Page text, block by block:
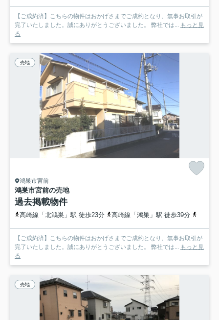
【ご成約済】こちらの物件はおかげさまでご成約となり、無事お取引が
完了いたしました。誠にありがとうございました。 弊社では... もっと見
る
売地
鴻巣市宮前
鴻巣市宮前の売地
過去掲載物件
高崎線「北鴻巣」駅 徒歩23分 高崎線「鴻巣」駅 徒歩39分
【ご成約済】こちらの物件はおかげさまでご成約となり、無事お取引が
完了いたしました。誠にありがとうございました。 弊社では... もっと見
る
売地